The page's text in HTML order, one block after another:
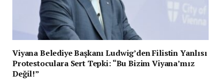
Viyana Belediye Başkanı Ludwig’den Filistin Yanlısı
Protestoculara Sert Tepki: “Bu Bizim Viyana’mız
Değil!”